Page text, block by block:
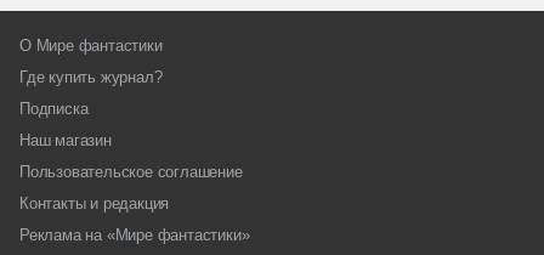
О Мире фантастики
Где купить журнал?
Подписка
Наш магазин
Пользовательское соглашение
Контакты и редакция
Реклама на «Мире фантастики»